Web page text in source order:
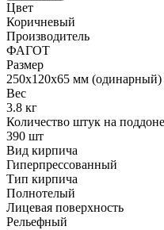
Цвет
Коричневый
Производитель
ФАГОТ
Размер
250х120х65 мм (одинарный)
Вес
3.8 кг
Количество штук на поддоне
390 шт
Вид кирпича
Гиперпрессованный
Тип кирпича
Полнотелый
Лицевая поверхность
Рельефный